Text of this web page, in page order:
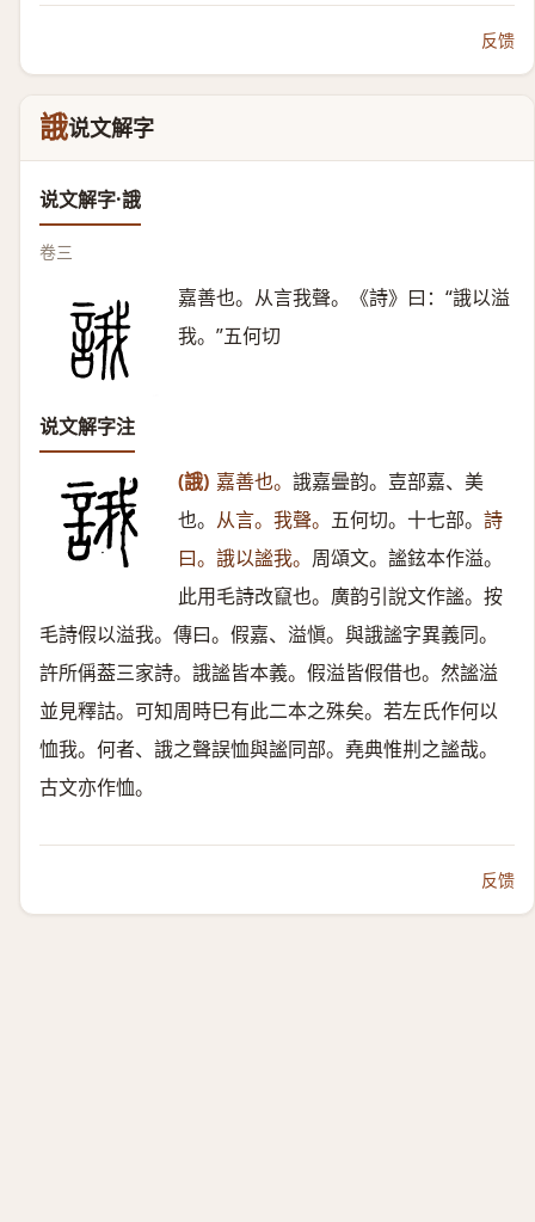
反馈
誐说文解字
说文解字·誐
卷三
嘉善也。从言我聲。《詩》曰：“誐以溢
我。”五何切
说文解字注
(誐) 嘉善也。 誐嘉曡韵。壴部嘉、美
也。 从言。我聲。 五何切。十七部。 詩
曰。誐以謐我。 周頌文。謐鉉本作溢。
此用毛詩改竄也。廣韵引說文作謐。按
毛詩假以溢我。傳曰。假嘉、溢愼。與誐謐字異義同。
許所偁葢三家詩。誐謐皆本義。假溢皆假借也。然謐溢
並見釋詁。可知周時巳有此二本之殊矣。若左氏作何以
恤我。何者、誐之聲誤恤與謐同部。堯典惟㓝之謐哉。
古文亦作恤。
反馈